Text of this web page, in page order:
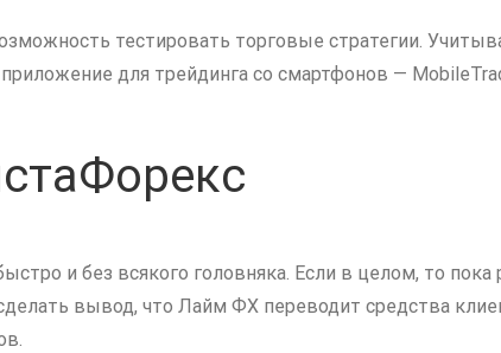
тестировать торговые стратегии.
для трейдинга со смартфонов —
и без всякого головняка. Если в целом, то пока
вывод, что Лайм ФХ переводит средства